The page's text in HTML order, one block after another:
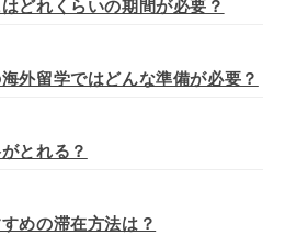
どれくらいの期間が必要？
外留学ではどんな準備が必要？
とれる？
めの滞在方法は？